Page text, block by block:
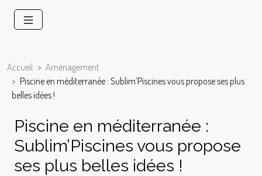
Accueil
Aménagement
Piscine en méditerranée : Sublim’Piscines vous propose ses plus
belles idées !
Piscine en méditerranée :
Sublim’Piscines vous propose
ses plus belles idées !